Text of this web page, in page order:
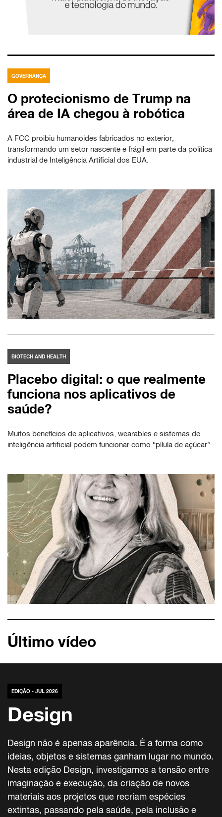
GOVERNANÇA
O protecionismo de Trump na
área de IA chegou à robótica
A FCC proibiu humanoides fabricados no exterior,
transformando um setor nascente e frágil em parte da política
industrial de Inteligência Artificial dos EUA.
BIOTECH AND HEALTH
Placebo digital: o que realmente
funciona nos aplicativos de
saúde?
Muitos benefícios de aplicativos, wearables e sistemas de
inteligência artificial podem funcionar como “pílula de açúcar”
Último vídeo
EDIÇÃO - JUL 2026
Design
Design não é apenas aparência. É a forma como
ideias, objetos e sistemas ganham lugar no mundo.
Nesta edição Design, investigamos a tensão entre
imaginação e execução, da criação de novos
materiais aos projetos que recriam espécies
extintas, passando pela saúde, pela inclusão e